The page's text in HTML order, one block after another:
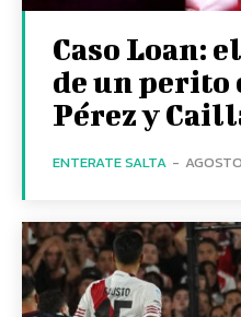
Caso Loan:
de un perito
Pérez y
ENTERATE SALTA -